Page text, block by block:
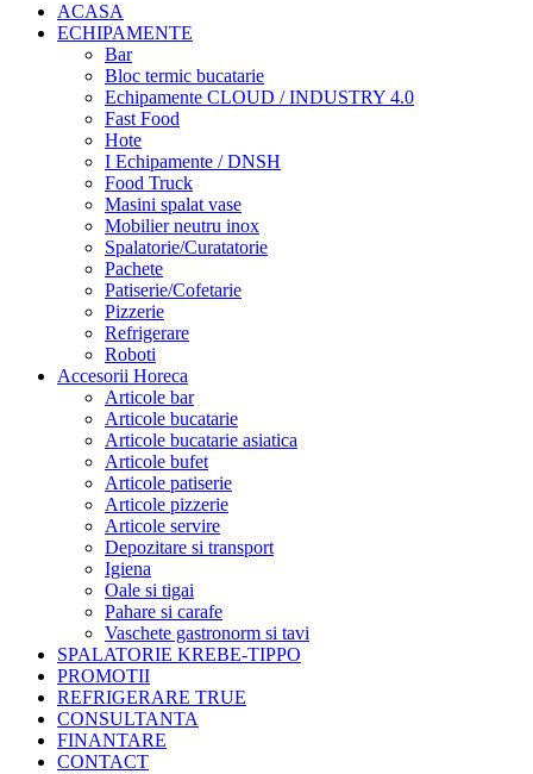
ACASA
ECHIPAMENTE
Bar
Bloc termic bucatarie
Echipamente CLOUD / INDUSTRY 4.0
Fast Food
Hote
I Echipamente / DNSH
Food Truck
Masini spalat vase
Mobilier neutru inox
Spalatorie/Curatatorie
Pachete
Patiserie/Cofetarie
Pizzerie
Refrigerare
Roboti
Accesorii Horeca
Articole bar
Articole bucatarie
Articole bucatarie asiatica
Articole bufet
Articole patiserie
Articole pizzerie
Articole servire
Depozitare si transport
Igiena
Oale si tigai
Pahare si carafe
Vaschete gastronorm si tavi
SPALATORIE KREBE-TIPPO
PROMOTII
REFRIGERARE TRUE
CONSULTANTA
FINANTARE
CONTACT